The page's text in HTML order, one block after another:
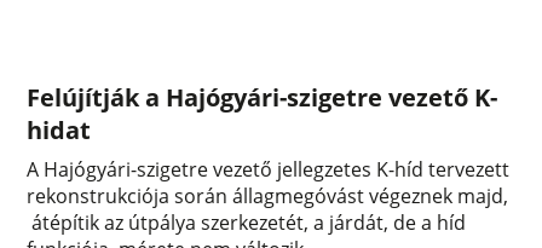
Felújítják a Hajógyári-szigetre vezető K-
hidat
A Hajógyári-szigetre vezető jellegzetes K-híd tervezett
rekonstrukciója során állagmegóvást végeznek majd,
átépítik az útpálya szerkezetét, a járdát, de a híd